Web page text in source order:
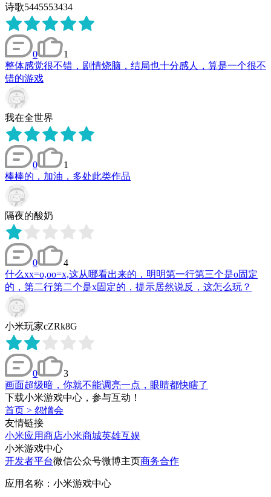
诗歌5445553434
0
1
整体感觉很不错，剧情烧脑，结局也十分感人，算是一个很不
错的游戏
我在全世界
0
1
棒棒的，加油，多处此类作品
隔夜的酸奶
0
4
什么xx=o,oo=x,这从哪看出来的，明明第一行第三个是o固定
的，第二行第二个是x固定的，提示居然说反，这怎么玩？
小米玩家cZRk8G
0
3
画面超级暗，你就不能调亮一点，眼睛都快瞎了
下载小米游戏中心，参与互动！
首页 > 怨憎会
友情链接
小米应用商店小米商城英雄互娱
小米游戏中心
开发者平台微信公众号微博主页商务合作
应用名称：小米游戏中心